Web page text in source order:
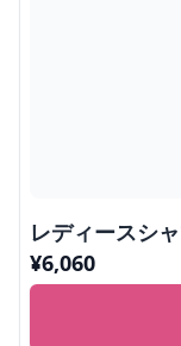
レディースシ
¥6,060